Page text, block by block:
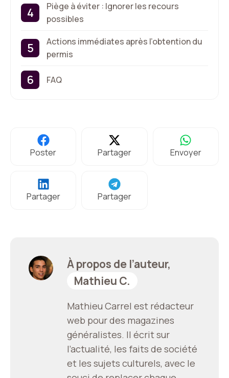
Piège à éviter : Ignorer les recours
possibles
Actions immédiates après l’obtention du
permis
FAQ
Poster Partager Envoyer
Partager Partager
À propos de l’auteur,
Mathieu C.
Mathieu Carrel est rédacteur
web pour des magazines
généralistes. Il écrit sur
l’actualité, les faits de société
et les sujets culturels, avec le